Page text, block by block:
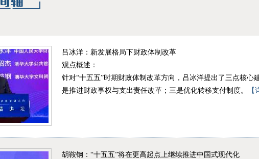
吕冰洋：新发展格局下财政体制改革
观点概述：
针对“十五五”时期财政体制改革方向，吕冰洋提出了三点核心
是推进财政事权与支出责任改革；三是优化转移支付制度。
【
胡鞍钢：“十五五”将在更高起点上继续推进中国式现代化